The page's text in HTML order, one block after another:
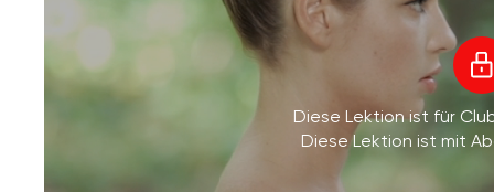
Diese Lektion ist für
Diese Lektion ist mit